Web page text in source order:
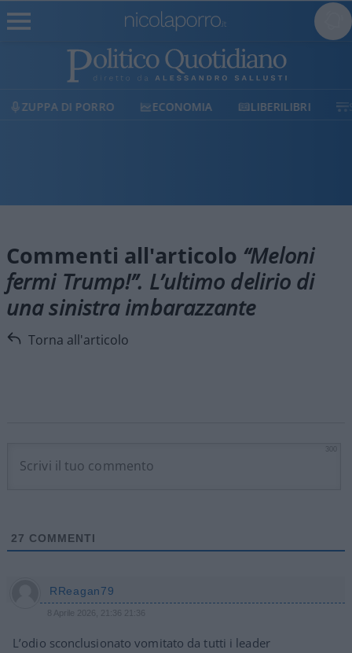
ECONOMIA LIBERILIBRI SHOP
Commenti all'articolo “Meloni
fermi Trump!”. L’ultimo delirio di
una sinistra imbarazzante
Torna all'articolo
27 COMMENTI
RReagan79
8 Aprile 2026, 21:36 21:36
L’odio sconclusionato vomitato da tutti i leader